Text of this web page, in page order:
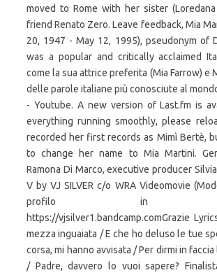
moved to Rome with her sister
friend Renato Zero. Leave feedback, Mia
20, 1947 - May 12, 1995), pseudonym of
was a popular and critically acclaimed
come la sua attrice preferita (Mia Farrow) e
delle parole italiane più conosciute al
- Youtube. A new version of Last.fm is
everything running smoothly, please
recorded her first records as Mimì Bertè,
to change her name to Mia Martini.
Ramona Di Marco, executive producer
V by VJ SILVER c/o WRA Videomovie
profilo in
https://vjsilver1.bandcamp.comGrazie
mezza inguaiata / E che ho deluso le tue
corsa, mi hanno avvisata / Per dirmi in
/ Padre, davvero lo vuoi sapere?